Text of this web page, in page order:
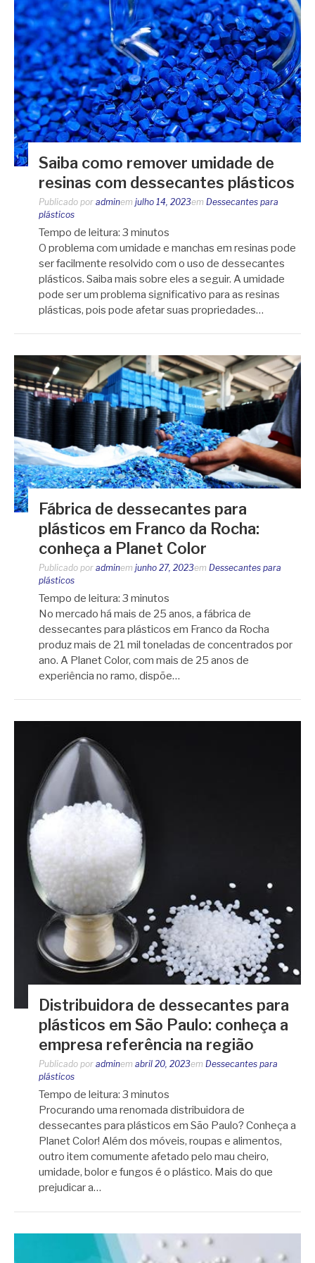
Saiba como remover umidade de
resinas com dessecantes plásticos
Publicado por adminem julho 14, 2023em Dessecantes para
plásticos
Tempo de leitura: 3 minutos
O problema com umidade e manchas em resinas pode
ser facilmente resolvido com o uso de dessecantes
plásticos. Saiba mais sobre eles a seguir. A umidade
pode ser um problema significativo para as resinas
plásticas, pois pode afetar suas propriedades…
Fábrica de dessecantes para
plásticos em Franco da Rocha:
conheça a Planet Color
Publicado por adminem junho 27, 2023em Dessecantes para
plásticos
Tempo de leitura: 3 minutos
No mercado há mais de 25 anos, a fábrica de
dessecantes para plásticos em Franco da Rocha
produz mais de 21 mil toneladas de concentrados por
ano. A Planet Color, com mais de 25 anos de
experiência no ramo, dispõe…
Distribuidora de dessecantes para
plásticos em São Paulo: conheça a
empresa referência na região
Publicado por adminem abril 20, 2023em Dessecantes para
plásticos
Tempo de leitura: 3 minutos
Procurando uma renomada distribuidora de
dessecantes para plásticos em São Paulo? Conheça a
Planet Color! Além dos móveis, roupas e alimentos,
outro item comumente afetado pelo mau cheiro,
umidade, bolor e fungos é o plástico. Mais do que
prejudicar a…